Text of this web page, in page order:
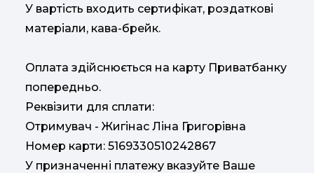
У вартість входить сертифікат, роздаткові
матеріали, кава-брейк.
Оплата здійснюється на карту Приватбанку
попередньо.
Реквізити для сплати:
Отримувач - Жигінас Ліна Григорівна
Номер карти: 5169330510242867
У призначенні платежу вказуйте Ваше